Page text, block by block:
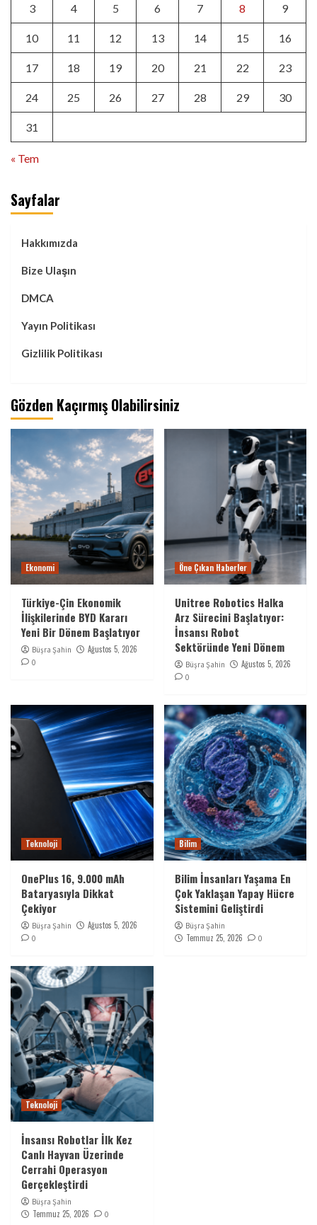
3 4 5 6 7 8 9
10 11 12 13 14 15 16
17 18 19 20 21 22 23
24 25 26 27 28 29 30
31
« Tem
Sayfalar
Hakkımızda
Bize Ulaşın
DMCA
Yayın Politikası
Gizlilik Politikası
Gözden Kaçırmış Olabilirsiniz
Ekonomi
Türkiye-Çin Ekonomik
İlişkilerinde BYD Kararı
Yeni Bir Dönem Başlatıyor
Büşra Şahin Ağustos 5, 2026
0
Öne Çıkan Haberler
Unitree Robotics Halka
Arz Sürecini Başlatıyor:
İnsansı Robot
Sektöründe Yeni Dönem
Büşra Şahin Ağustos 5, 2026
0
Teknoloji
OnePlus 16, 9.000 mAh
Bataryasıyla Dikkat
Çekiyor
Büşra Şahin Ağustos 5, 2026
0
Bilim
Bilim İnsanları Yaşama En
Çok Yaklaşan Yapay Hücre
Sistemini Geliştirdi
Büşra Şahin
Temmuz 25, 2026 0
Teknoloji
İnsansı Robotlar İlk Kez
Canlı Hayvan Üzerinde
Cerrahi Operasyon
Gerçekleştirdi
Büşra Şahin
Temmuz 25, 2026 0